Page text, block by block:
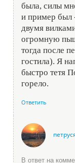
была, силы
и пример был
двумя
огромную
тогда после
гостила). Я
быстро тетя
горело.
Ответить
В ответ на